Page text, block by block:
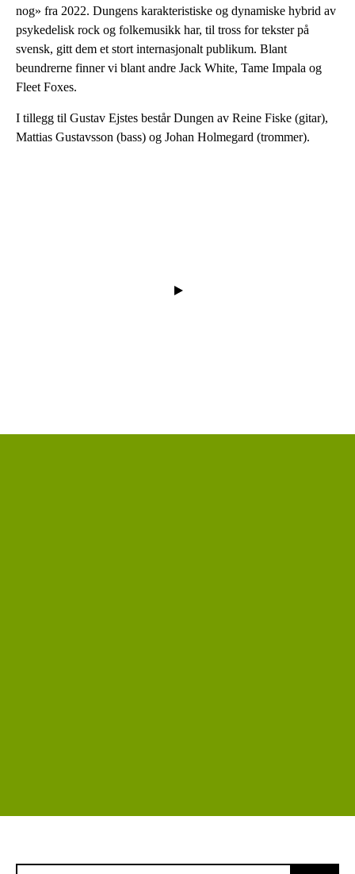
nog» fra 2022. Dungens karakteristiske og dynamiske hybrid av
psykedelisk rock og folkemusikk har, til tross for tekster på
svensk, gitt dem et stort internasjonalt publikum. Blant
beundrerne finner vi blant andre Jack White, Tame Impala og
Fleet Foxes.
I tillegg til Gustav Ejstes består Dungen av Reine Fiske (gitar),
Mattias Gustavsson (bass) og Johan Holmegard (trommer).